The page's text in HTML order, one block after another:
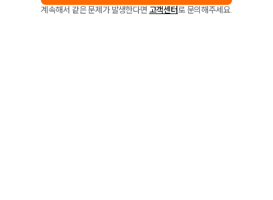
계속해서 같은 문제가 발생한다면 고객센터로 문의해주세요.